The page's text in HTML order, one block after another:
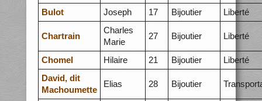
Bulot Joseph 17 Bijoutier Liberté
Chartrain
Charles
Marie
27 Bijoutier Liberté
Chomel Hilaire 21 Bijoutier
Liberté
David, dit
Machoumette
Elias 28 Bijoutier